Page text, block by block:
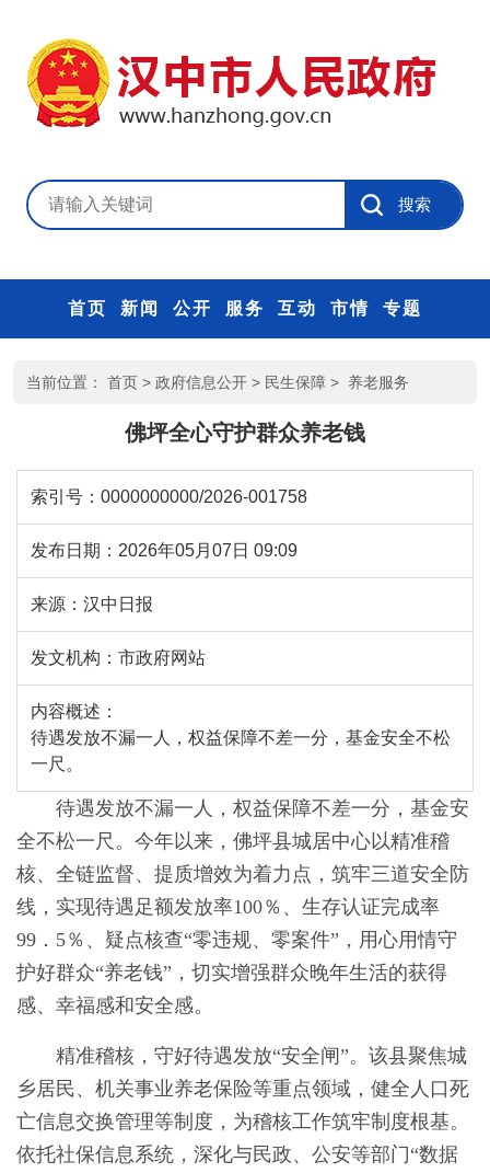
首页 新闻 公开 服务 互动 市情 专题
当前位置： 首页 > 政府信息公开 > 民生保障 > 养老服务
佛坪全心守护群众养老钱
索引号： 0000000000/2026-001758
发布日期： 2026年05月07日 09:09
来源： 汉中日报
发文机构： 市政府网站
内容概述：
待遇发放不漏一人，权益保障不差一分，基金安全不松
一尺。
待遇发放不漏一人，权益保障不差一分，基金安
全不松一尺。今年以来，佛坪县城居中心以精准稽
核、全链监督、提质增效为着力点，筑牢三道安全防
线，实现待遇足额发放率100％、生存认证完成率
99．5％、疑点核查“零违规、零案件”，用心用情守
护好群众“养老钱”，切实增强群众晚年生活的获得
感、幸福感和安全感。
精准稽核，守好待遇发放“安全闸”。该县聚焦城
乡居民、机关事业养老保险等重点领域，健全人口死
亡信息交换管理等制度，为稽核工作筑牢制度根基。
依托社保信息系统，深化与民政、公安等部门“数据